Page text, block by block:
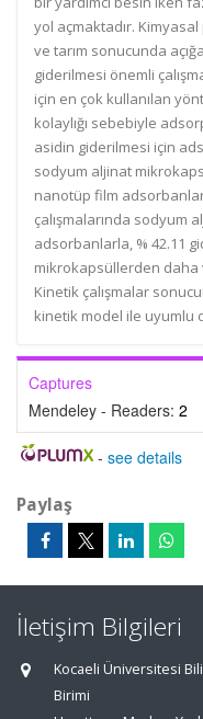
yol açmaktadır.
ve tarım sonucunda
giderilmesi önemli
için en çok kullanılan
kolaylığı sebebiyle
asidin giderilmesi için
sodyum aljinat
nanotüp film adsorbanlar
çalışmalarında sodyum
adsorbanlarla, % 42.11
mikrokapsüllerden daha
Kinetik çalışmalar
kinetik model ile uyumlu
Captures
Mendeley - Readers: 2
- see details
Paylaş
İletişim Bilgileri
Kocaeli Üniversitesi
Birimi